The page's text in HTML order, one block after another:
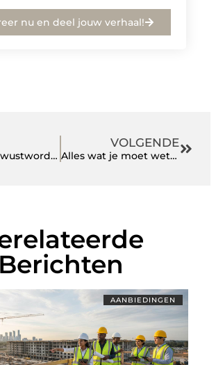
nu en deel jouw verhaal!
Waarom bewustwording over alvleesklierkanker nú het verschil kan maken
VOLGENDE
Alles wat je moet weten over het energielabel voor bedrijfspanden
Berichten
AANBIEDINGEN